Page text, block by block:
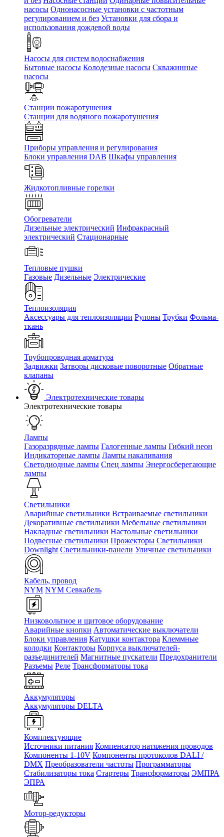
насосы Однонасосные установки с частотным
регулированием и без Установки для сбора и
использования дождевой воды
Насосы для систем водоснабжения
Бытовые насосы Колодезные насосы Скважинные
насосы
Станции пожаротушения
Станции для водяного пожаротушения
Приборы управления и регулирования
Блоки управления DAB Шкафы управления
Жидкотопливные горелки
Обогреватели
Дизельные электрический Инфракрасный
электрический Стационарные
Тепловые пушки
Газовые Дизельные Электрические
Теплоизоляция
Аксессуары для теплоизоляции Рулоны Трубки Фольма-
ткань
Трубопроводная арматура
Задвижки Затворы дисковые поворотные Обратные
клапаны
Электротехнические товары
Электротехнические товары
Лампы
Газоразрядные лампы Галогенные лампы Гибкий неон
Индикаторные лампы Лампы накаливания
Светодиодные лампы Спец лампы Энергосберегающие
лампы
Светильники
Аварийные светильники Встраиваемые светильники
Декоративные светильники Мебельные светильники
Накладные светильники Настольные светильники
Подвесные светильники Прожекторы Светильники
Downlight Светильники-панели Уличные светильники
Кабель, провод
NYM NYM Севкабель
Низковольтное и щитовое оборудование
Аварийные кнопки Автоматические выключатели
Блоки управления Катушки контактора Клеммные
колодки Контакторы Корпуса выключателей-
разъединителей Магнитные пускатели Предохранители
Разъемы Реле Трансформаторы тока
Аккумуляторы
Аккумуляторы DELTA
Комплектующие
Источники питания Компенсатор натяжения проводов
Компоненты 1-10V Компоненты протоколов DALI /
DMX Преобразователи частоты Программаторы
Стабилизаторы тока Стартеры Трансформаторы ЭМПРА
ЭПРА
Мотор-редукторы